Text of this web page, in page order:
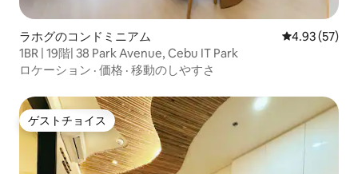
ラホグのコンドミニアム レビュー57
4.93 (57)
1BR | 19階| 38 Park Avenue, Cebu IT Park
ロケーション · 価格 · 移動のしやすさ
ゲストチョイス
ゲストチョイス